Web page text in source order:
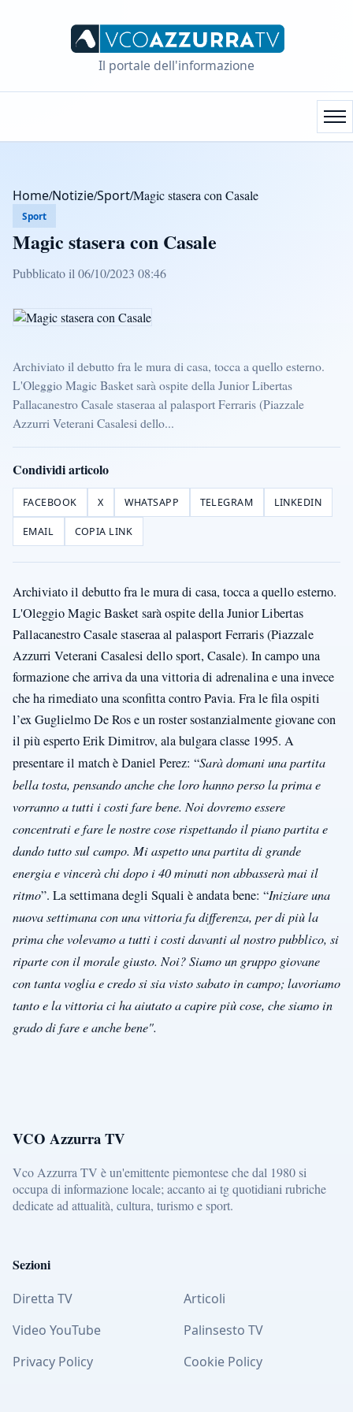
Il portale dell'informazione
Home/Notizie/Sport/Magic stasera con Casale
Sport
Magic stasera con Casale
Pubblicato il 06/10/2023 08:46
Archiviato il debutto fra le mura di casa, tocca a quello esterno.
L'Oleggio Magic Basket sarà ospite della Junior Libertas
Pallacanestro Casale staseraa al palasport Ferraris (Piazzale
Azzurri Veterani Casalesi dello...
Condividi articolo
FACEBOOK X WHATSAPP TELEGRAM LINKEDIN
EMAIL COPIA LINK
Archiviato il debutto fra le mura di casa, tocca a quello esterno.
L'Oleggio Magic Basket sarà ospite della Junior Libertas
Pallacanestro Casale staseraa al palasport Ferraris (Piazzale
Azzurri Veterani Casalesi dello sport, Casale). In campo una
formazione che arriva da una vittoria di adrenalina e una invece
che ha rimediato una sconfitta contro Pavia. Fra le fila ospiti
l’ex Guglielmo De Ros e un roster sostanzialmente giovane con
il più esperto Erik Dimitrov, ala bulgara classe 1995. A
presentare il match è Daniel Perez: “Sarà domani una partita
bella tosta, pensando anche che loro hanno perso la prima e
vorranno a tutti i costi fare bene. Noi dovremo essere
concentrati e fare le nostre cose rispettando il piano partita e
dando tutto sul campo. Mi aspetto una partita di grande
energia e vincerà chi dopo i 40 minuti non abbasserà mai il
ritmo”. La settimana degli Squali è andata bene: “Iniziare una
nuova settimana con una vittoria fa differenza, per di più la
prima che volevamo a tutti i costi davanti al nostro pubblico, si
riparte con il morale giusto. Noi? Siamo un gruppo giovane
con tanta voglia e credo si sia visto sabato in campo; lavoriamo
tanto e la vittoria ci ha aiutato a capire più cose, che siamo in
grado di fare e anche bene".
VCO Azzurra TV
Vco Azzurra TV è un'emittente piemontese che dal 1980 si
occupa di informazione locale; accanto ai tg quotidiani rubriche
dedicate ad attualità, cultura, turismo e sport.
Sezioni
Diretta TV
Articoli
Video YouTube
Palinsesto TV
Privacy Policy
Cookie Policy